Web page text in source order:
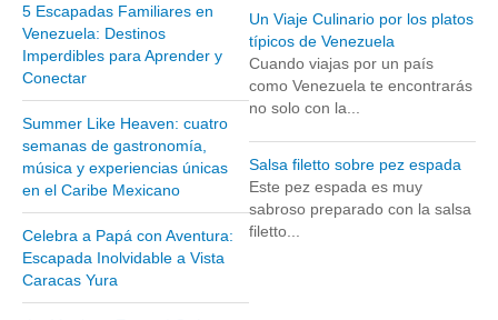
Mérida
Museos y otros sitios de interés en Amazonas
Museos y otros sitios de interés en Anzoátegui
Museos y otros sitios de interés en Aragua
Museos y otros sitios de interés en Bolívar
Museos y otros sitios de interés en Falcón
Museos y otros sitios de interés en Sucre
Puerto La Cruz
5 Escapadas Familiares en
Venezuela: Destinos
Imperdibles para Aprender y
Conectar
Summer Like Heaven: cuatro
semanas de gastronomía,
música y experiencias únicas
en el Caribe Mexicano
Celebra a Papá con Aventura:
Escapada Inolvidable a Vista
Caracas Yura
Un Viaje Culinario por los platos
típicos de Venezuela
Cuando viajas por un país
como Venezuela te encontrarás
no solo con la...
Salsa filetto sobre pez espada
Este pez espada es muy
sabroso preparado con la salsa
filetto...